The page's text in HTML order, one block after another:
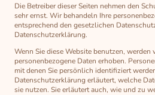
Die Betreiber dieser Seiten nehmen den
sehr ernst. Wir behandeln Ihre
entsprechend den gesetzlichen
Datenschutzerklärung.
Wenn Sie diese Website benutzen, werden
personenbezogene Daten erhoben.
mit denen Sie persönlich identifiziert
Datenschutzerklärung erläutert, welche
sie nutzen. Sie erläutert auch, wie und zu